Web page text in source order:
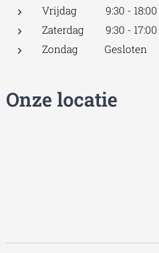
Vrijdag 9:30 - 18:00
Zaterdag 9:30 - 17:00
Zondag Gesloten
Onze locatie